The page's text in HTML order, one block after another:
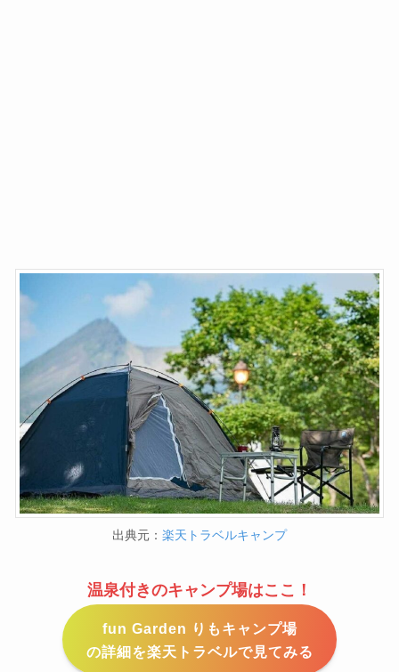
出典元： 楽天トラベルキャンプ
温泉付きのキャンプ場はここ！
fun Garden りもキャンプ場
の詳細を楽天トラベルで見てみる